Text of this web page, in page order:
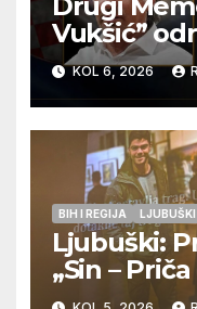
Vukšić”
12.KOL 6, 2026
BIH I REGIJA LJUBUŠKI
Ljubuški:
„Sin –
Zdenka